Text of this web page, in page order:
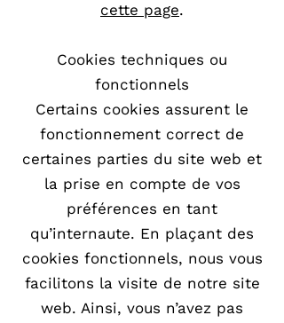
cette page.
Cookies techniques ou
fonctionnels
Certains cookies assurent le
fonctionnement correct de
certaines parties du site web et
la prise en compte de vos
préférences en tant
qu’internaute. En plaçant des
cookies fonctionnels, nous vous
facilitons la visite de notre site
web. Ainsi, vous n’avez pas